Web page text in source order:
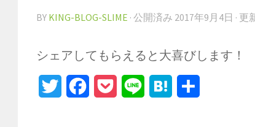
BY KING-BLOG-SLIME · 公開済み 2017年9月4日 · 更
シェアしてもらえると大喜びします！
Twitter FacebookPocket Line Hatena